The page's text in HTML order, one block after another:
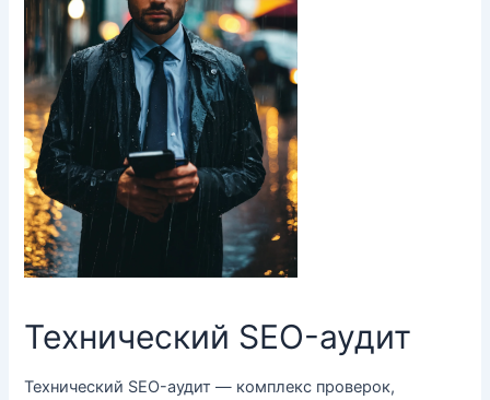
Технический SEO-аудит
Технический SEO-аудит — комплекс проверок,